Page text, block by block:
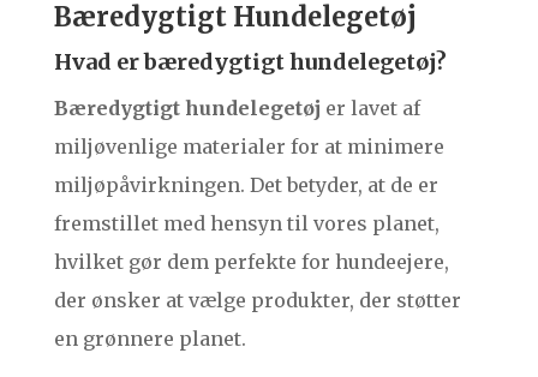
Bæredygtigt Hundelegetøj
Hvad er bæredygtigt hundelegetøj?
Bæredygtigt hundelegetøj er lavet af
miljøvenlige materialer for at minimere
miljøpåvirkningen. Det betyder, at de er
fremstillet med hensyn til vores planet,
hvilket gør dem perfekte for hundeejere,
der ønsker at vælge produkter, der støtter
en grønnere planet.